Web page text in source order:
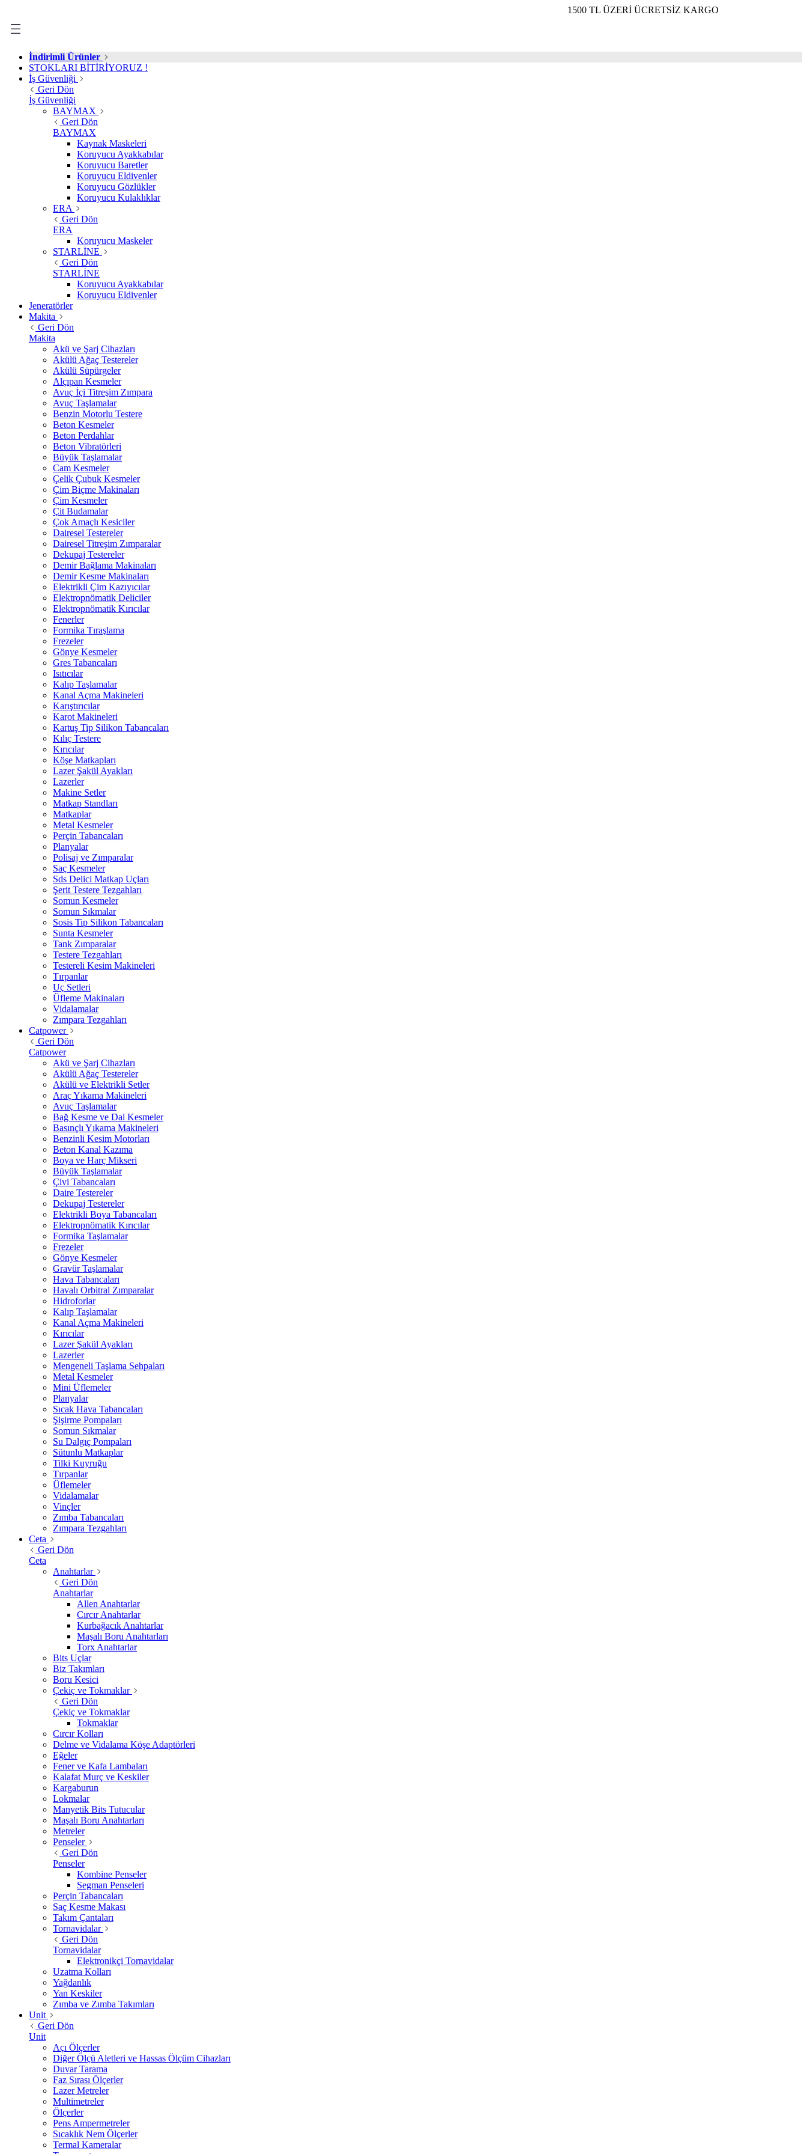
1500 TL ÜZERİ ÜCRETSİZ KARGO
İndirimli Ürünler
STOKLARI BİTİRİYORUZ !
İş Güvenliği
Geri Dön
İş Güvenliği
BAYMAX
Geri Dön
BAYMAX
Kaynak Maskeleri
Koruyucu Ayakkabılar
Koruyucu Baretler
Koruyucu Eldivenler
Koruyucu Gözlükler
Koruyucu Kulaklıklar
ERA
Geri Dön
ERA
Koruyucu Maskeler
STARLİNE
Geri Dön
STARLİNE
Koruyucu Ayakkabılar
Koruyucu Eldivenler
Jeneratörler
Makita
Geri Dön
Makita
Akü ve Şarj Cihazları
Akülü Ağaç Testereler
Akülü Süpürgeler
Alçıpan Kesmeler
Avuç İçi Titreşim Zımpara
Avuç Taşlamalar
Benzin Motorlu Testere
Beton Kesmeler
Beton Perdahlar
Beton Vibratörleri
Büyük Taşlamalar
Cam Kesmeler
Çelik Çubuk Kesmeler
Çim Biçme Makinaları
Çim Kesmeler
Çit Budamalar
Çok Amaçlı Kesiciler
Dairesel Testereler
Dairesel Titreşim Zımparalar
Dekupaj Testereler
Demir Bağlama Makinaları
Demir Kesme Makinaları
Elektrikli Çim Kazıyıcılar
Elektropnömatik Deliciler
Elektropnömatik Kırıcılar
Fenerler
Formika Tıraşlama
Frezeler
Gönye Kesmeler
Gres Tabancaları
Isıtıcılar
Kalıp Taşlamalar
Kanal Açma Makineleri
Karıştırıcılar
Karot Makineleri
Kartuş Tip Silikon Tabancaları
Kılıç Testere
Kırıcılar
Köşe Matkapları
Lazer Şakül Ayakları
Lazerler
Makine Setler
Matkap Standları
Matkaplar
Metal Kesmeler
Perçin Tabancaları
Planyalar
Polisaj ve Zımparalar
Saç Kesmeler
Sds Delici Matkap Uçları
Şerit Testere Tezgahları
Somun Kesmeler
Somun Sıkmalar
Sosis Tip Silikon Tabancaları
Sunta Kesmeler
Tank Zımparalar
Testere Tezgahları
Testereli Kesim Makineleri
Tırpanlar
Uç Setleri
Üfleme Makinaları
Vidalamalar
Zımpara Tezgahları
Catpower
Geri Dön
Catpower
Akü ve Şarj Cihazları
Akülü Ağaç Testereler
Akülü ve Elektrikli Setler
Araç Yıkama Makineleri
Avuç Taşlamalar
Bağ Kesme ve Dal Kesmeler
Basınçlı Yıkama Makineleri
Benzinli Kesim Motorları
Beton Kanal Kazıma
Boya ve Harç Mikseri
Büyük Taşlamalar
Çivi Tabancaları
Daire Testereler
Dekupaj Testereler
Elektrikli Boya Tabancaları
Elektropnömatik Kırıcılar
Formika Taşlamalar
Frezeler
Gönye Kesmeler
Gravür Taşlamalar
Hava Tabancaları
Havalı Orbitral Zımparalar
Hidroforlar
Kalıp Taşlamalar
Kanal Açma Makineleri
Kırıcılar
Lazer Şakül Ayakları
Lazerler
Mengeneli Taşlama Sehpaları
Metal Kesmeler
Mini Üflemeler
Planyalar
Sıcak Hava Tabancaları
Şişirme Pompaları
Somun Sıkmalar
Su Dalgıç Pompaları
Sütunlu Matkaplar
Tilki Kuyruğu
Tırpanlar
Üflemeler
Vidalamalar
Vinçler
Zımba Tabancaları
Zımpara Tezgahları
Ceta
Geri Dön
Ceta
Anahtarlar
Geri Dön
Anahtarlar
Allen Anahtarlar
Cırcır Anahtarlar
Kurbağacık Anahtarlar
Maşalı Boru Anahtarları
Torx Anahtarlar
Bits Uçlar
Biz Takımları
Boru Kesici
Çekiç ve Tokmaklar
Geri Dön
Çekiç ve Tokmaklar
Tokmaklar
Cırcır Kolları
Delme ve Vidalama Köşe Adaptörleri
Eğeler
Fener ve Kafa Lambaları
Kalafat Murç ve Keskiler
Kargaburun
Lokmalar
Manyetik Bits Tutucular
Maşalı Boru Anahtarları
Metreler
Penseler
Geri Dön
Penseler
Kombine Penseler
Segman Penseleri
Perçin Tabancaları
Saç Kesme Makası
Takım Çantaları
Tornavidalar
Geri Dön
Tornavidalar
Elektronikçi Tornavidalar
Uzatma Kolları
Yağdanlık
Yan Keskiler
Zımba ve Zımba Takımları
Unit
Geri Dön
Unit
Açı Ölçerler
Diğer Ölçü Aletleri ve Hassas Ölçüm Cihazları
Duvar Tarama
Faz Sırası Ölçerler
Lazer Metreler
Multimetreler
Ölçerler
Pens Ampermetreler
Sıcaklık Nem Ölçerler
Termal Kameralar